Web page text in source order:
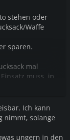
stehen oder
Waffe
sparen.
mal
muss, in
mehr da ist.
Ich kann
nimmt, solange
ungern in den